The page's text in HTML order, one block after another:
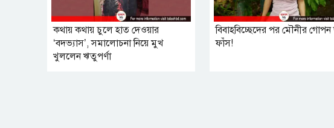
কথায় কথায় চুলে হাত দেওয়ার
‘বদভ্যাস’, সমালোচনা নিয়ে মুখ
খুললেন ঋতুপর্ণা
বিবাহবিচ্ছেদের পর মৌনীর
ফাঁস!